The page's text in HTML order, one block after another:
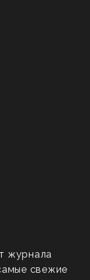
журнала
свежие